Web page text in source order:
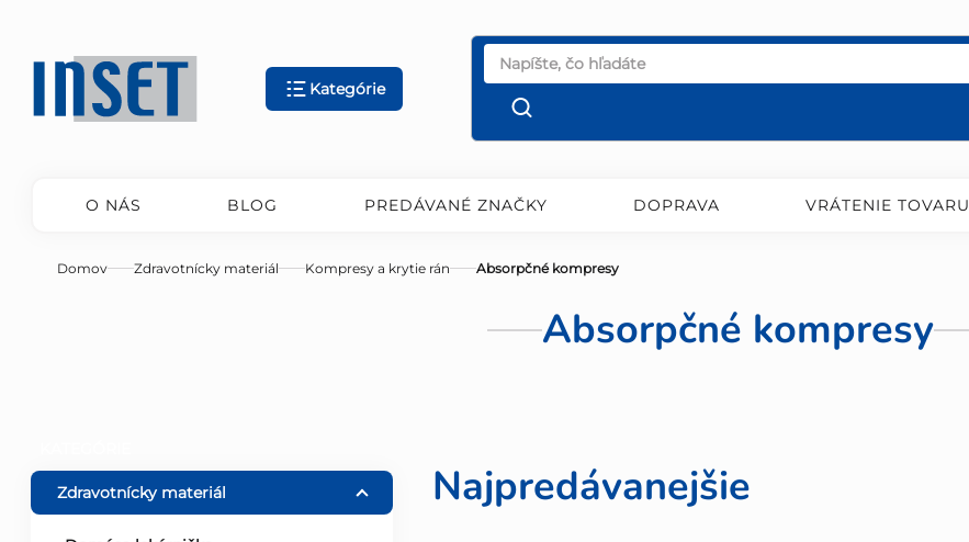
obsah
Kategórie
O NÁS BLOG PREDÁVANÉ ZNAČKY DOPRAVA VRÁTENIE TOVARU
Domov Zdravotnícky materiál Kompresy a krytie rán Absorpčné kompresy
Absorpčné kompresy
o Zdravotnícky materiál Najpredávanejšie